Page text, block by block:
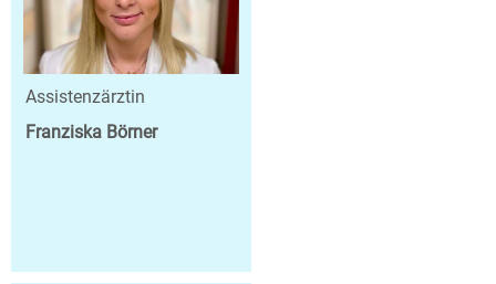
Assistenzärztin
Franziska Börner